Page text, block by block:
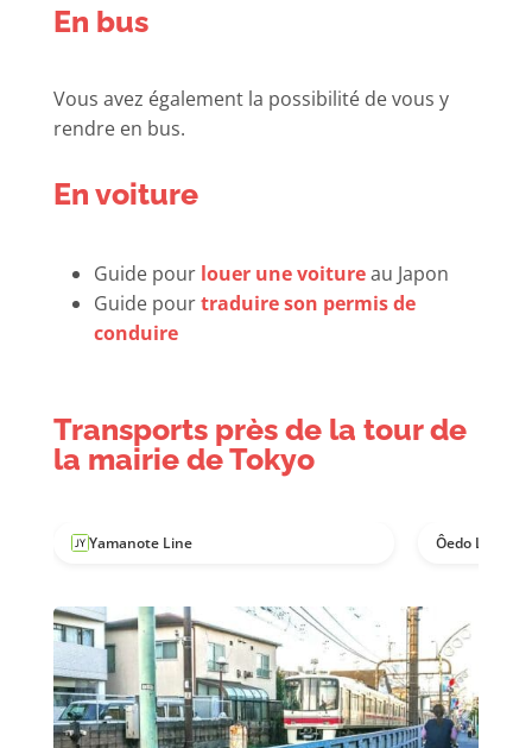
En bus
Vous avez également la possibilité de vous y
rendre en bus.
En voiture
Guide pour louer une voitureau Japon
Guide pourtraduire son permis de
conduire
Transports près de la tour de
la mairie de Tokyo
Yamanote Line Ôedo Line